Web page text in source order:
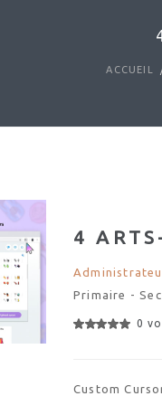
ACCUEIL
4
Primaire -
0
Custom